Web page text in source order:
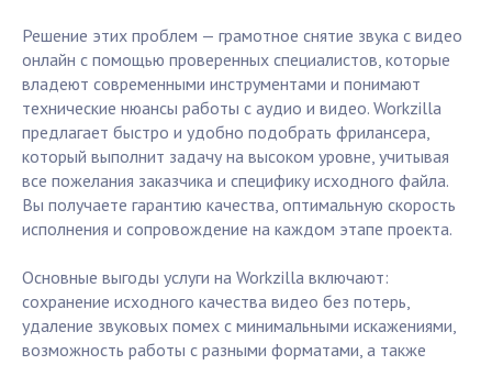
Решение этих проблем — грамотное снятие звука с видео
онлайн с помощью проверенных специалистов, которые
владеют современными инструментами и понимают
технические нюансы работы с аудио и видео. Workzilla
предлагает быстро и удобно подобрать фрилансера,
который выполнит задачу на высоком уровне, учитывая
все пожелания заказчика и специфику исходного файла.
Вы получаете гарантию качества, оптимальную скорость
исполнения и сопровождение на каждом этапе проекта.
Основные выгоды услуги на Workzilla включают:
сохранение исходного качества видео без потерь,
удаление звуковых помех с минимальными искажениями,
возможность работы с разными форматами, а также